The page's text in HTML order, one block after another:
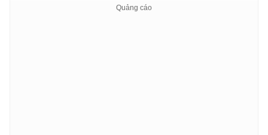
Lưu các bài đã nộp trong phiên làm việc.